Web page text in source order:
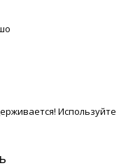
Используйте